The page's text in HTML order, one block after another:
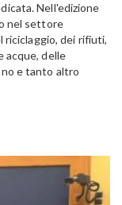
Nell'edizione
nel settore
riciclaggio, dei rifiuti,
acque, delle
e tanto altro